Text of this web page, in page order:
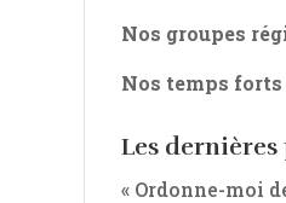
Nos groupes
Nos temps forts
Les
« Ordonne-moi